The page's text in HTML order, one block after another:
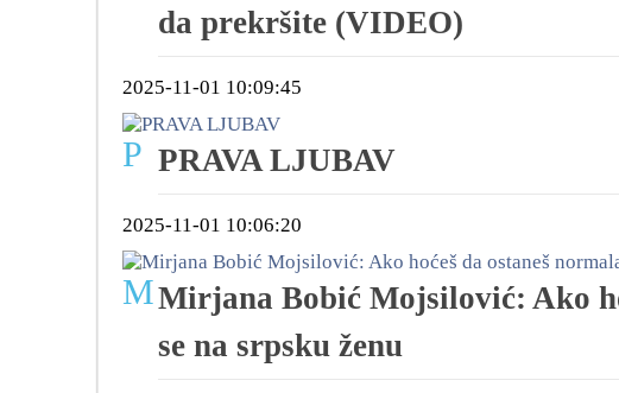
da prekršite (VIDEO)
2025-11-01 10:09:45
P PRAVA LJUBAV
2025-11-01 10:06:20
MMirjana Bobić Mojsilović: Ako
se na srpsku ženu